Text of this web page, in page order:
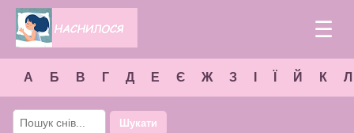
☰
А Б В Г Д Е Є Ж З Й К Л
Шукати